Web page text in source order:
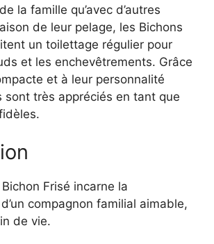
la famille qu’avec d’autres
de leur pelage, les Bichons
un toilettage régulier pour
et les enchevêtrements. Grâce
et à leur personnalité
sont très appréciés en tant que
Frisé incarne la
compagnon familial aimable,
de vie.